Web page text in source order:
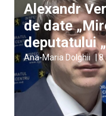
Alexandr
de date
deputatului
Ana-Maria Dolghii |8